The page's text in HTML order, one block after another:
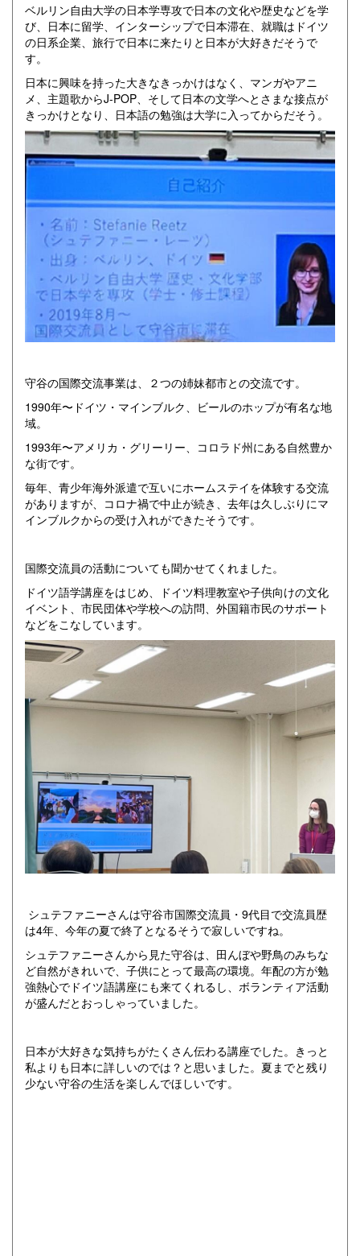
ベルリン自由大学の日本学専攻で日本の文化や歴史などを学
び、日本に留学、インターシップで日本滞在、就職はドイツ
の日系企業、旅行で日本に来たりと日本が大好きだそうで
す。
日本に興味を持った大きなきっかけはなく、マンガやアニ
メ、主題歌からJ-POP、そして日本の文学へとさまな接点が
きっかけとなり、日本語の勉強は大学に入ってからだそう。
守谷の国際交流事業は、２つの姉妹都市との交流です。
1990年〜ドイツ・マインブルク、ビールのホップが有名な地
域。
1993年〜アメリカ・グリーリー、コロラド州にある自然豊か
な街です。
毎年、青少年海外派遣で互いにホームステイを体験する交流
がありますが、コロナ禍で中止が続き、去年は久しぶりにマ
インブルクからの受け入れができたそうです。
国際交流員の活動についても聞かせてくれました。
ドイツ語学講座をはじめ、ドイツ料理教室や子供向けの文化
イベント、市民団体や学校への訪問、外国籍市民のサポート
などをこなしています。
シュテファニーさんは守谷市国際交流員・9代目で交流員歴
は4年、今年の夏で終了となるそうで寂しいですね。
シュテファニーさんから見た守谷は、田んぼや野鳥のみちな
ど自然がきれいで、子供にとって最高の環境。年配の方が勉
強熱心でドイツ語講座にも来てくれるし、ボランティア活動
が盛んだとおっしゃっていました。
日本が大好きな気持ちがたくさん伝わる講座でした。きっと
私よりも日本に詳しいのでは？と思いました。夏までと残り
少ない守谷の生活を楽しんでほしいです。